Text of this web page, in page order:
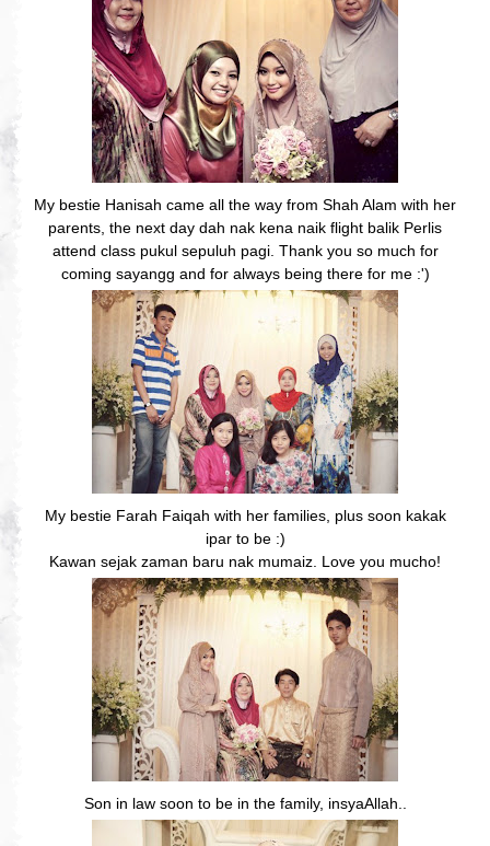
My bestie Hanisah came all the way from Shah Alam with her
parents, the next day dah nak kena naik flight balik Perlis
attend class pukul sepuluh pagi. Thank you so much for
coming sayangg and for always being there for me :')
My bestie Farah Faiqah with her families, plus soon kakak
ipar to be :)
Kawan sejak zaman baru nak mumaiz. Love you mucho!
Son in law soon to be in the family, insyaAllah..